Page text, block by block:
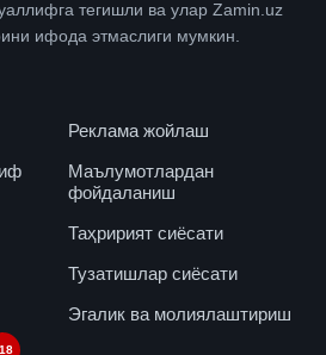
тегишли ва улар Zamin.uz
ифода этмаслиги мумкин.
Реклама жойлаш
Маълумотлардан
фойдаланиш
Таҳририят сиёсати
Тузатишлар сиёсати
Эгалик ва молиялаштириш